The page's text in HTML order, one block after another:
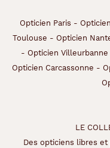
Opticien Paris -
Toulouse - Opticien
- Opticien Villeurbanne
Opticien Carcassonne -
LE
Des opticiens libres